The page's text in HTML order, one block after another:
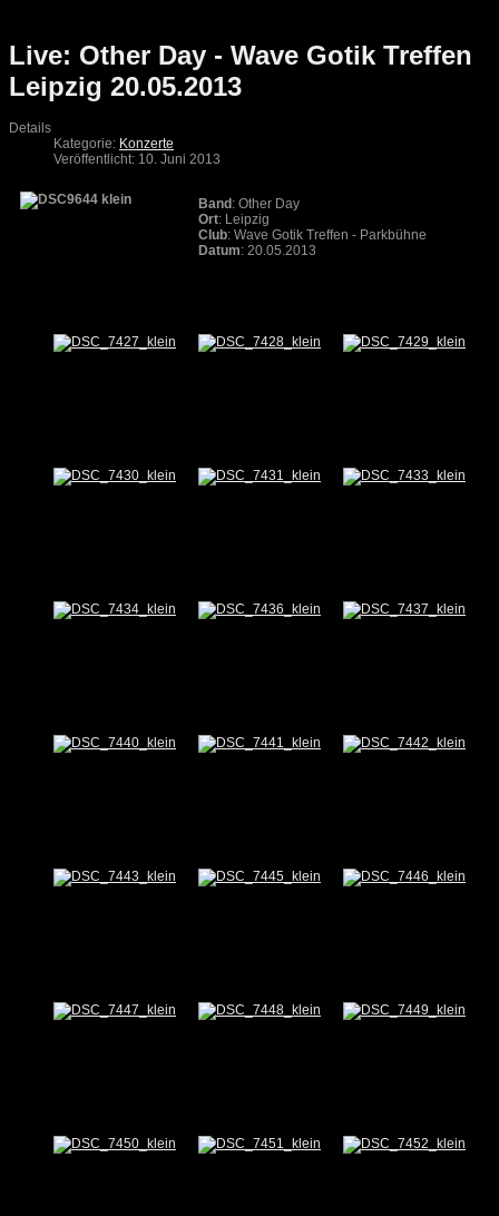
Live: Other Day - Wave Gotik Treffen
Leipzig 20.05.2013
Details
Kategorie: Konzerte
Veröffentlicht: 10. Juni 2013
Band : Other Day
Ort: Leipzig
Club: Wave Gotik Treffen - Parkbühne
Datum: 20.05.2013